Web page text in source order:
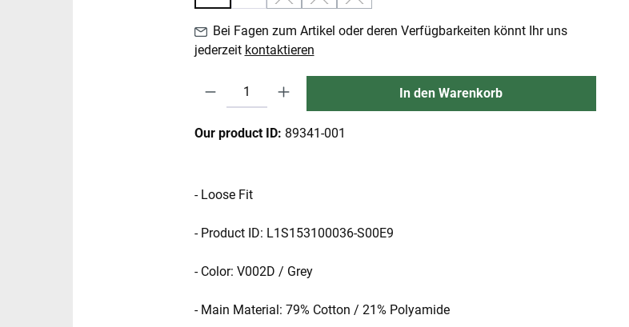
(Diese Option ist zurzeit nicht verfügbar.)
(Diese Option ist zurzeit nicht verfügbar.)
(Diese Option ist zurzeit nicht verfügbar.)
Bei Fagen zum Artikel oder deren Verfügbarkeiten könnt Ihr uns
jederzeit kontaktieren
Produkt Anzahl: Gib den gewünschten Wert ein oder benutze die Schaltflächen um die
In den Warenkorb
Our product ID: 89341-001
- Loose Fit
- Product ID: L1S153100036-S00E9
- Color: V002D / Grey
- Main Material: 79% Cotton / 21% Polyamide